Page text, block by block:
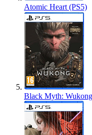
Atomic Heart (PS5)
Black Myth: